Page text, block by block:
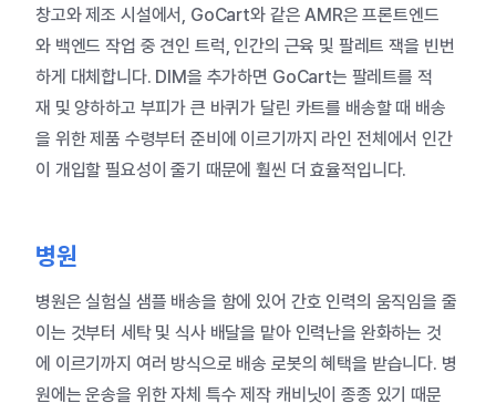
창고와 제조 시설에서 , GoCart와 같은 AMR은 프론트엔드
와 백엔드 작업 중 견인 트럭,인간의 근육 및 팔레트 잭을 빈번
하게 대체합니다. DIM을 추가하면 GoCart는 팔레트를 적
재 및 양하하고 부피가 큰 바퀴가 달린 카트를 배송할 때 배송
을 위한 제품 수령부터 준비에 이르기까지 라인 전체에서 인간
이 개입할 필요성이 줄기 때문에 훨씬 더 효율적입니다.
병원
병원은 실험실 샘플 배송을 함에 있어 간호 인력의 움직임을 줄
이는 것부터 세탁 및 식사 배달을 맡아 인력난을 완화하는 것
에 이르기까지 여러 방식으로 배송 로봇의 혜택을 받습니다. 병
원에는 운송을 위한 자체 특수 제작 캐비닛이 종종 있기 때문